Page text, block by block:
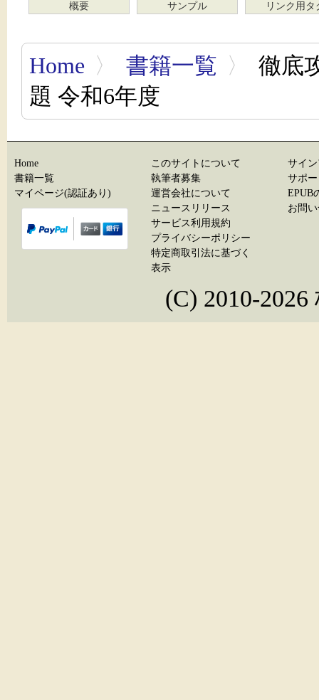
概要 サンプル リンク用タ
Home 〉 書籍一覧 〉
徹底
題 令和6年度
Home
書籍一覧
マイページ(認証あり)
このサイトについて
執筆者募集
運営会社について
ニュースリリース
サービス利用規約
プライバシーポリシー
特定商取引法に基づく
表示
サイ
サポ
EPUB
お問
(C) 2010-